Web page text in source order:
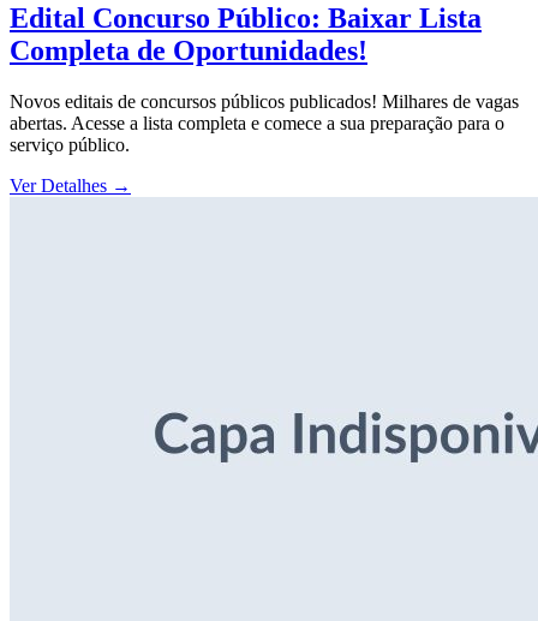
Edital Concurso Público: Baixar Lista
Completa de Oportunidades!
Novos editais de concursos públicos publicados! Milhares de vagas
abertas. Acesse a lista completa e comece a sua preparação para o
serviço público.
Ver Detalhes →